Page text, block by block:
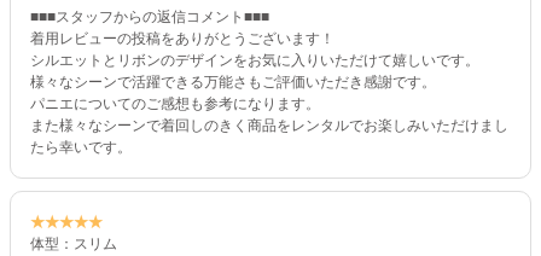
■■■スタッフからの返信コメント■■■
着用レビューの投稿をありがとうございます！
シルエットとリボンのデザインをお気に入りいただけて嬉しいです。
様々なシーンで活躍できる万能さもご評価いただき感謝です。
パニエについてのご感想も参考になります。
また様々なシーンで着回しのきく商品をレンタルでお楽しみいただけまし
たら幸いです。
★★★★★
体型：スリム